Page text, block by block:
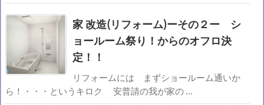
家 改造(リフォーム)ーその２ー シ
ョールーム祭り！からのオフロ決
定！！
リフォームには まずショールーム通いか
ら！・・・というキロク 安普請の我が家の ...